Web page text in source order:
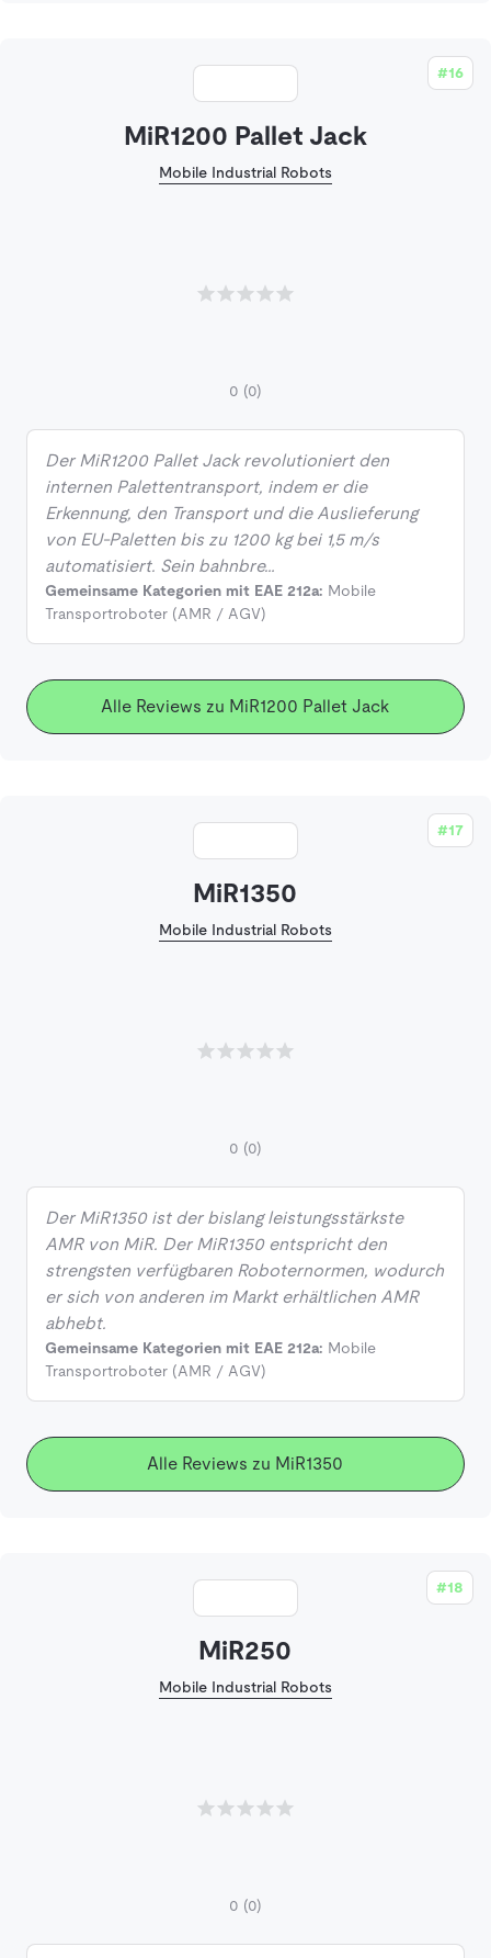
#16
MiR1200 Pallet Jack
Mobile Industrial Robots
0 (0)
Der MiR1200 Pallet Jack revolutioniert den
internen Palettentransport, indem er die
Erkennung, den Transport und die Auslieferung
von EU-Paletten bis zu 1200 kg bei 1,5 m/s
automatisiert. Sein bahnbre…
Gemeinsame Kategorien mit EAE 212a: Mobile
Transportroboter (AMR / AGV)
Alle Reviews zu MiR1200 Pallet Jack
#17
MiR1350
Mobile Industrial Robots
0 (0)
Der MiR1350 ist der bislang leistungsstärkste
AMR von MiR. Der MiR1350 entspricht den
strengsten verfügbaren Roboternormen, wodurch
er sich von anderen im Markt erhältlichen AMR
abhebt.
Gemeinsame Kategorien mit EAE 212a: Mobile
Transportroboter (AMR / AGV)
Alle Reviews zu MiR1350
#18
MiR250
Mobile Industrial Robots
0 (0)